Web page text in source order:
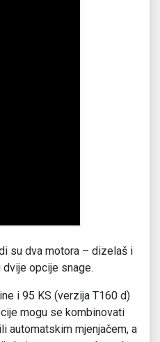
su dva motora – dizelaš i
opcije snage.
i 95 KS (verzija T160 d)
mogu se kombinovati
automatskim mjenjačem, a